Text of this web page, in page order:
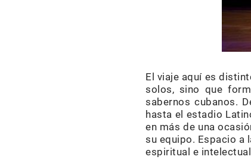
El viaje aquí es
solos, sino que
sabernos cubanos.
hasta el estadio
en más de una
su equipo. Espacio
espiritual e